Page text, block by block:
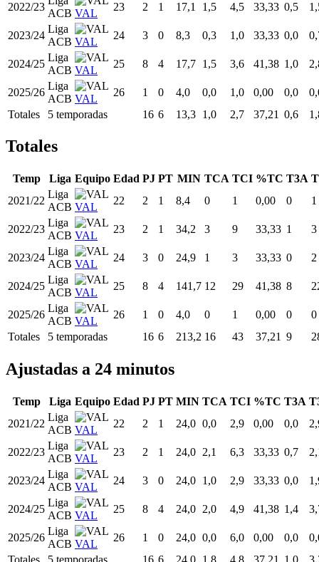
2022/23
ACB VAL
23 2 1 17,1 1,5 4,5 33,33 0,5
2023/24
Liga
ACB VAL
24 3 0 8,3 0,3 1,0 33,33 0,0
2024/25
Liga
ACB VAL
25 8 4 17,7 1,5 3,6 41,38 1,0
2025/26
Liga
ACB VAL
26 1 0 4,0 0,0 1,0 0,00 0,0
Totales
5 temporadas 16 6 13,3 1,0 2,7 37,21 0,6
Totales
Temp Liga Equipo Edad PJ PT MIN TCA TCI %TC T3A
2021/22
Liga
ACB VAL
22 2 1 8,4 0 1 0,00 0 1
2022/23
Liga
ACB VAL
23 2 1 34,2 3 9 33,33 1 3
2023/24
Liga
ACB VAL
24 3 0 24,9 1 3 33,33 0 2
2024/25
Liga
ACB VAL
25 8 4 141,7 12 29 41,38 8
2025/26
Liga
ACB VAL
26 1 0 4,0 0 1 0,00 0
0
Totales
5 temporadas 16 6 213,2 16 43 37,21 9
Ajustadas a 24 minutos
Temp Liga Equipo Edad PJ PT MIN TCA TCI %TC T3A
2021/22
Liga
ACB VAL
22 2 1 24,0 0,0 2,9 0,00 0,0
2022/23
Liga
ACB VAL
23 2 1 24,0 2,1 6,3 33,33 0,7
2023/24
Liga
ACB VAL
24 3 0 24,0 1,0 2,9 33,33 0,0
2024/25
Liga
ACB VAL
25 8 4 24,0 2,0 4,9 41,38 1,4
2025/26
Liga
ACB VAL
26 1 0 24,0 0,0 6,0 0,00 0,0